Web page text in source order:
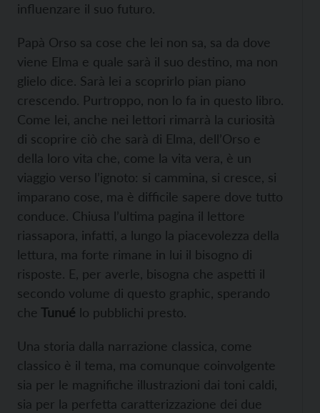
influenzare il suo futuro.
Papà Orso sa cose che lei non sa, sa da dove
viene Elma e quale sarà il suo destino, ma non
glielo dice. Sarà lei a scoprirlo pian piano
crescendo. Purtroppo, non lo fa in questo libro.
Come lei, anche nei lettori rimarrà la curiosità
di scoprire ciò che sarà di Elma, dell’Orso e
della loro vita che, come la vita vera, è un
viaggio verso l’ignoto: si cammina, si cresce, si
imparano cose, ma è difficile sapere dove tutto
conduce. Chiusa l’ultima pagina il lettore
riassapora, infatti, a lungo la piacevolezza della
lettura, ma forte rimane in lui il bisogno di
risposte. E, per averle, bisogna che aspetti il
secondo volume di questo graphic, sperando
che Tunué lo pubblichi presto.
Una storia dalla narrazione classica, come
classico è il tema, ma comunque coinvolgente
sia per le magnifiche illustrazioni dai toni caldi,
sia per la perfetta caratterizzazione dei due